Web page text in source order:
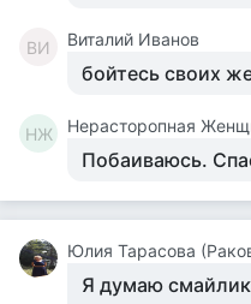
ВИ Виталий Иванов
бойтесь своих
НЖ Нерасторопная
Побаиваюсь.
Юлия Тарасова
Я думаю